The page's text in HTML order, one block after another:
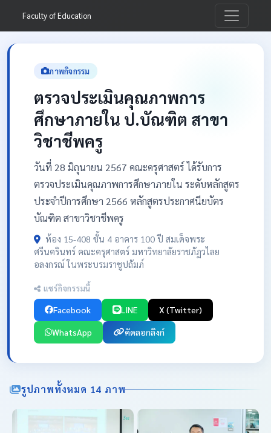
Faculty of Education
ภาพกิจกรรม
ตรวจประเมินคุณภาพการ
ศึกษาภายใน ป.บัณฑิต สาขา
วิชาชีพครู
วันที่ 28 มิถุนายน 2567 คณะครุศาสตร์ ได้รับการ
ตรวจประเมินคุณภาพการศึกษาภายใน ระดับหลักสูตร
ประจำปีการศึกษา 2566 หลักสูตรประกาศนียบัตร
บัณฑิต สาขาวิชาชีพครู
ห้อง 15-408 ชั้น 4 อาคาร 100 ปี สมเด็จพระ
ศรีนครินทร์ คณะครุศาสตร์ มหาวิทยาลัยราชภัฏวไลย
อลงกรณ์ ในพระบรมราชูปถัมภ์
แชร์กิจกรรมนี้
Facebook LINE X (Twitter)
WhatsApp คัดลอกลิงก์
รูปภาพทั้งหมด 14 ภาพ